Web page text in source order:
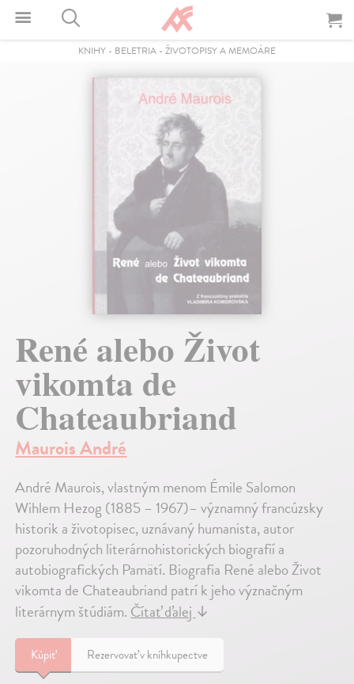
KNIHY - BELETRIA - ŽIVOTOPISY A MEMOÁRE
René alebo Život
vikomta de
Chateaubriand
Maurois André
André Maurois, vlastným menom Émile Salomon
Wihlem Hezog (1885 – 1967)– významný francúzsky
historik a životopisec, uznávaný humanista, autor
pozoruhodných literárnohistorických biografií a
autobiografických Pamätí. Biografia René alebo Život
vikomta de Chateaubriand patrí k jeho význačným
literárnym štúdiám.Čítať ďalej↓
Kúpiť Rezervovať v kníhkupectve